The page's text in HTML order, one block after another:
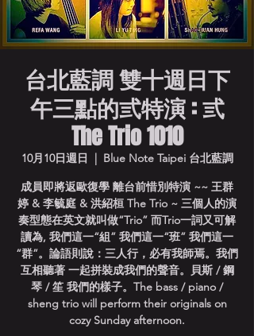
台北藍調 雙十週日下
午三點的弎特演 : 弎
The Trio 1010
10月10日週日
  |
Blue Note Taipei 台北藍調
成員即將返歐復學 離台前惜別特演 ~~ 王群
婷 & 李毓庭 & 洪紹桓 The Trio ~ 三個人的演
奏型態在英文就叫做“Trio” 而Trio一詞又可解
讀為, 我們這一“組” 我們這一“班” 我們這一
“群”。論語則說：三人行，必有我師焉。我們
互相聽著 一起拼裝成我們的聲音。貝斯 / 鋼
琴 / 笙 我們的樣子。The bass / piano /
sheng trio will perform their originals on
cozy Sunday afternoon.